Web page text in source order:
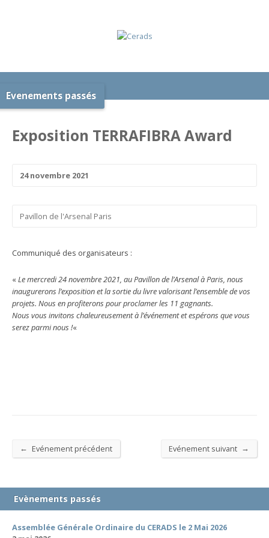
Evenements passés
Exposition TERRAFIBRA Award
24 novembre 2021
Pavillon de l'Arsenal Paris
Communiqué des organisateurs :
«Le mercredi 24 novembre 2021, au Pavillon de l’Arsenal à Paris, nous
inaugurerons l’exposition et la sortie du livre valorisant l’ensemble de vos
projets. Nous en profiterons pour proclamer les 11 gagnants.
Nous vous invitons chaleureusement à l’événement et espérons que vous
serez parmi nous !«
← Evénement précédent Evénement suivant →
Evènements passés
Assemblée Générale Ordinaire du CERADS le 2 Mai 2026